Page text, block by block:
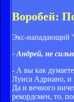
Воробей:
Экс-нападающий
- Андрей, не
- А вы как
Луиса Адриано, и
Да и вечного
рекордсмен, то,